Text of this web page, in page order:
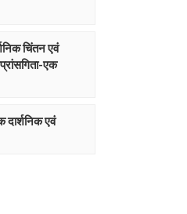
चिंतन एवं
प्रांसगिता-एक
दार्शनिक एवं